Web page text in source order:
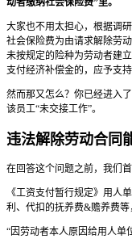
动者缴纳社会保险费”里。
大家也不用太担心，根据调
社会保险费为由请求解除劳
未按规定的险种为劳动者建
支付经济补偿金的，应予支持
然而那又怎么？你已经进入
该员工“未交接工作”。
违法解除劳动合同
在回答这个问题之前，我们
《工资支付暂行规定》用人
利、代扣的抚养费&赡养费
“因劳动者本人原因给用人单